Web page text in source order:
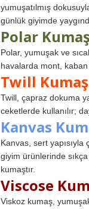
yumuşatılmış
günlük giyimde
Polar
Polar, yumuşak ve
havalarda mont, kaban
Twill
Twill, çapraz dokuma
ceketlerde kullanılır;
Kanvas
Kanvas, sert yapısıyla
giyim ürünlerinde
kumaştır.
Viscose
Viskoz kumaş,